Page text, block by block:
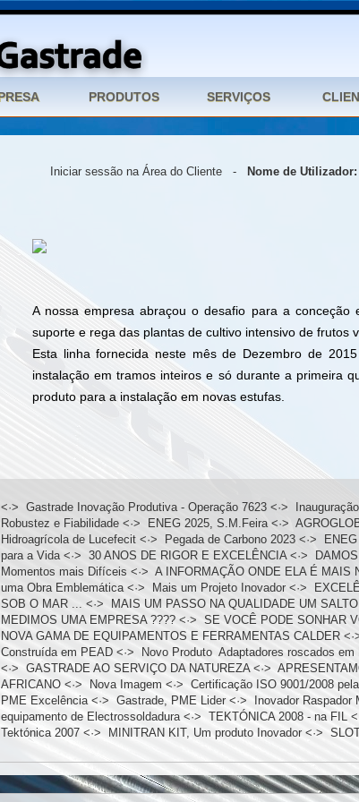
Iniciar sessão na Área do Cliente - Nome de Utilizador:
A nossa empresa abraçou o desafio para a
suporte e rega das plantas de cultivo intensivo de frutos
Esta linha fornecida neste mês de Dezembro de
instalação em tramos inteiros e só durante a primeira
produto para a instalação em novas estufas.
<·> Gastrade Inovação Produtiva - Operação 7623 <·>
Robustez e Fiabilidade <·> ENEG 2025, S.M.Feira<·>
Hidroagrícola de Lucefecit <·> Pegada de Carbono 2023 <·>
para a Vida <·> 30 ANOS DE RIGOR E EXCELÊNCIA<·>
Momentos mais Difíceis <·> A INFORMAÇÃO ONDE ELA É MAIS
uma Obra Emblemática<·> Mais um Projeto Inovador <·>
SOB O MAR ... <·> MAIS UM PASSO NA QUALIDADE UM
MEDIMOS UMA EMPRESA ???? <·> SE VOCÊ PODE SONHAR
NOVA GAMA DE EQUIPAMENTOS E FERRAMENTAS CALDER
Construída em PEAD <·> Novo Produto  Adaptadores roscados em
<·> GASTRADE AO SERVIÇO DA NATUREZA<·>
AFRICANO <·> Nova Imagem <·> Certificação ISO 9001/2008
PME Excelência<·> Gastrade, PME Lider<·> Inovador Raspador
equipamento de Electrossoldadura<·> TEKTÓNICA 2008 - na FIL
Tektónica 2007 <·> MINITRAN KIT, Um produto Inovador<·>